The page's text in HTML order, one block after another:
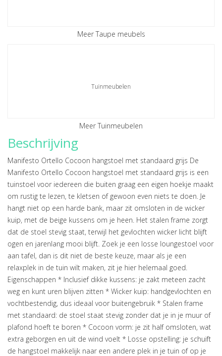
Meer Taupe meubels
Tuinmeubelen
Meer Tuinmeubelen
Beschrijving
Manifesto Ortello Cocoon hangstoel met standaard grijs De
Manifesto Ortello Cocoon hangstoel met standaard grijs is een
tuinstoel voor iedereen die buiten graag een eigen hoekje maakt
om rustig te lezen, te kletsen of gewoon even niets te doen. Je
hangt niet op een harde bank, maar zit omsloten in de wicker
kuip, met de beige kussens om je heen. Het stalen frame zorgt
dat de stoel stevig staat, terwijl het gevlochten wicker licht blijft
ogen en jarenlang mooi blijft. Zoek je een losse loungestoel voor
aan tafel, dan is dit niet de beste keuze, maar als je een
relaxplek in de tuin wilt maken, zit je hier helemaal goed.
Eigenschappen * Inclusief dikke kussens: je zakt meteen zacht
weg en kunt uren blijven zitten * Wicker kuip: handgevlochten en
vochtbestendig, dus ideaal voor buitengebruik * Stalen frame
met standaard: de stoel staat stevig zonder dat je in je muur of
plafond hoeft te boren * Cocoon vorm: je zit half omsloten, wat
extra geborgen en uit de wind voelt * Losse opstelling: je schuift
de hangstoel makkelijk naar een andere plek in je tuin of op je